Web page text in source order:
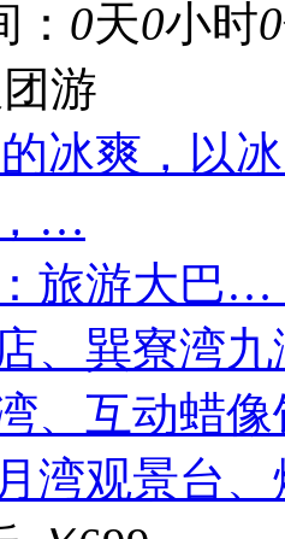
0天0小时0
游
冰爽，以
…
：旅游大巴…
、巽寮湾
、互动蜡
湾观景台